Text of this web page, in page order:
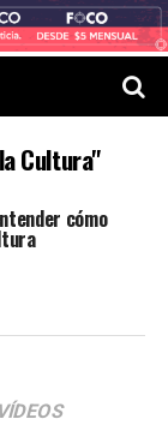
Cultura"
cómo
VÍDEOS